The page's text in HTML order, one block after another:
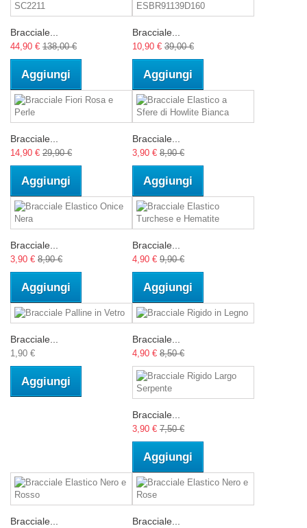
Bracciale...
44,90 € 138,00 €
Aggiungi
Bracciale...
10,90 € 39,00 €
Aggiungi
Bracciale...
14,90 € 29,90 €
Aggiungi
Bracciale...
3,90 € 8,90 €
Aggiungi
Bracciale...
3,90 € 8,90 €
Aggiungi
Bracciale...
4,90 € 9,90 €
Aggiungi
Bracciale...
1,90 €
Aggiungi
Bracciale...
4,90 € 8,50 €
Bracciale...
3,90 € 7,50 €
Aggiungi
Bracciale... Bracciale...